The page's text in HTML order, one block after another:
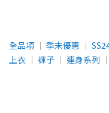
全品項 │ 季末優惠 │
上衣 │ 褲子 │ 連身系列 │